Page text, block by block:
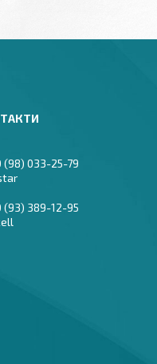
(98) 033-25-79
(93) 389-12-95